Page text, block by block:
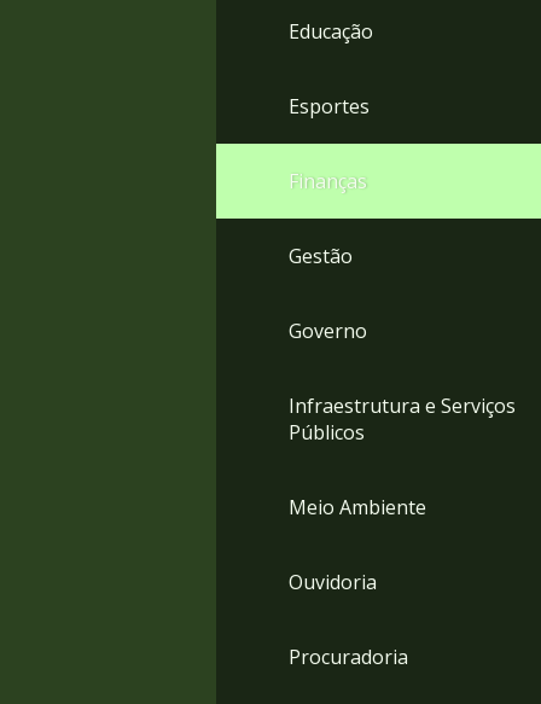
Educação
Esportes
Finanças
Gestão
Governo
Infraestrutura e Serviços
Públicos
Meio Ambiente
Ouvidoria
Procuradoria